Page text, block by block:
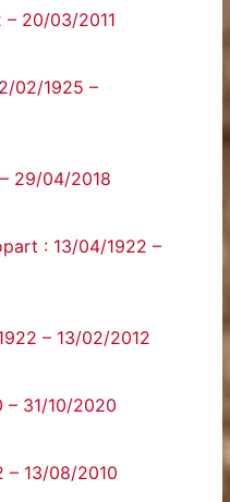
– 20/03/2011
02/1925 –
29/04/2018
: 13/04/1922 –
– 13/02/2012
– 31/10/2020
– 13/08/2010